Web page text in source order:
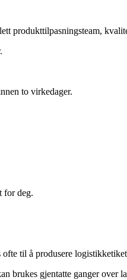
to virkedager.
for deg.
til å produsere
brukes gjentatte ganger over